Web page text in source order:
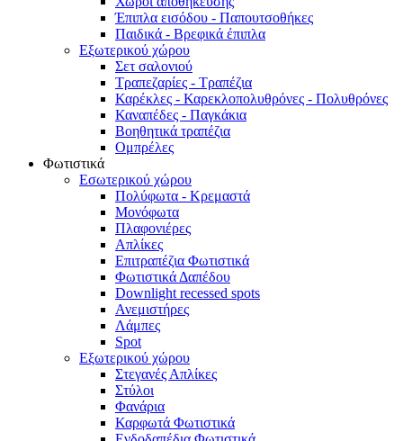
Έπιπλα εισόδου - Παπουτσοθήκες
Παιδικά - Βρεφικά έπιπλα
Εξωτερικού χώρου
Σετ σαλονιού
Τραπεζαρίες - Τραπέζια
Καρέκλες - Καρεκλοπολυθρόνες - Πολυθρόνες
Καναπέδες - Παγκάκια
Βοηθητικά τραπέζια
Ομπρέλες
Φωτιστικά
Εσωτερικού χώρου
Πολύφωτα - Κρεμαστά
Μονόφωτα
Πλαφονιέρες
Απλίκες
Επιτραπέζια Φωτιστικά
Φωτιστικά Δαπέδου
Downlight recessed spots
Ανεμιστήρες
Λάμπες
Spot
Εξωτερικού χώρου
Στεγανές Απλίκες
Στύλοι
Φανάρια
Καρφωτά Φωτιστικά